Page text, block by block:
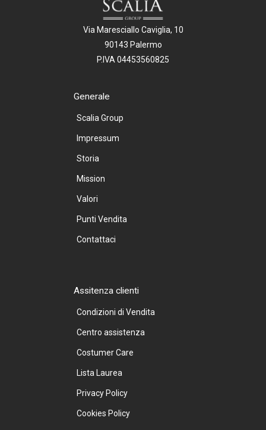
Via Maresciallo Caviglia, 10
90143 Palermo
P.IVA 04453560825
Generale
Scalia Group
Impressum
Storia
Mission
Valori
Punti Vendita
Contattaci
Assitenza clienti
Condizioni di Vendita
Centro assistenza
Costumer Care
Lista Laurea
Privacy Policy
Cookies Policy